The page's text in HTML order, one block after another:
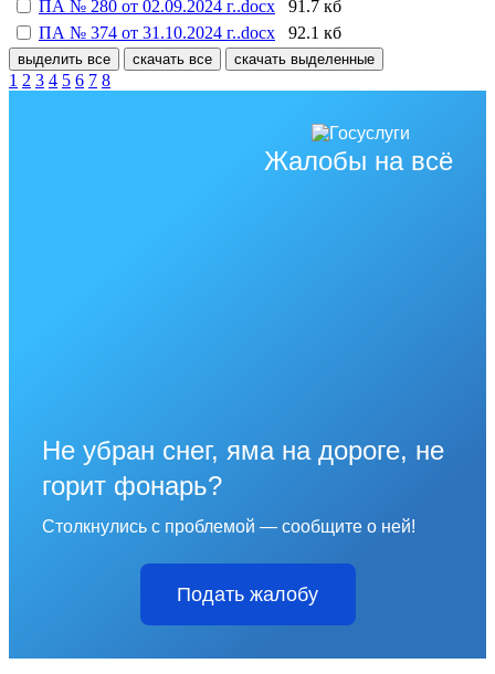
ПА № 280 от 02.09.2024 г..docx
91.7 кб
ПА № 374 от 31.10.2024 г..docx
92.1 кб
выделить все скачать все скачать выделенные
1 2 3 4 5 6 7 8
Жалобы на всё
Не убран снег, яма на дороге, не
горит фонарь?
Столкнулись с проблемой — сообщите о ней!
Подать жалобу